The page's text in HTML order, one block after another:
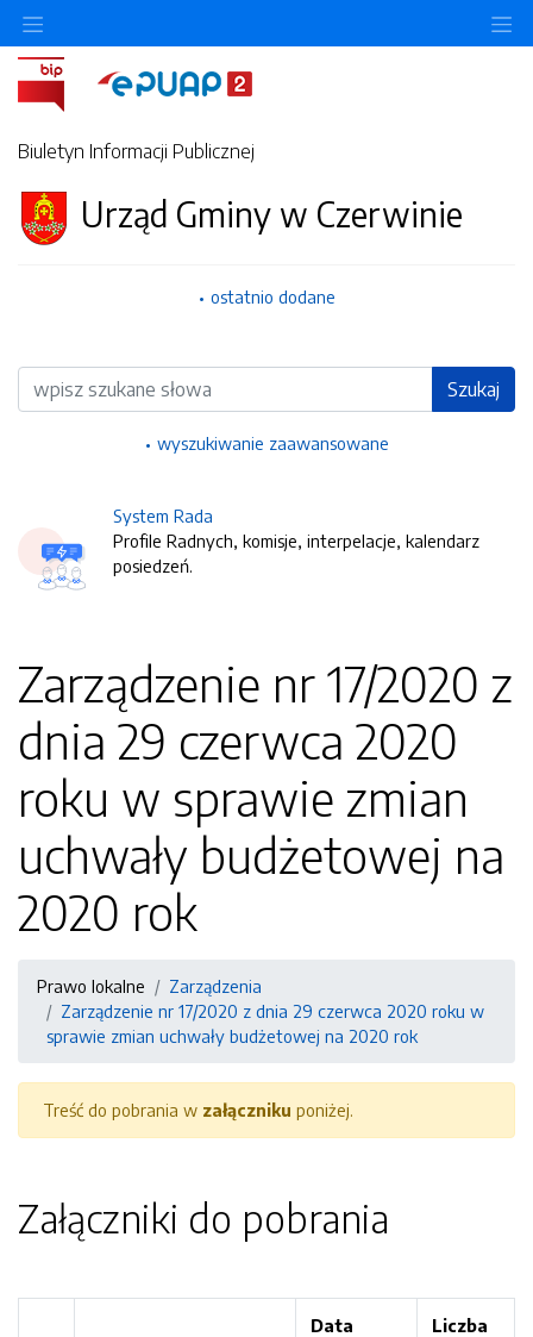
Biuletyn Informacji Publicznej
Urząd Gminy w Czerwinie
ostatnio dodane
Wyszukiwarka Szukaj
wyszukiwanie zaawansowane
System Rada
Profile Radnych, komisje, interpelacje, kalendarz
posiedzeń.
Zarządzenie nr 17/2020 z
dnia 29 czerwca 2020
roku w sprawie zmian
uchwały budżetowej na
2020 rok
Prawo lokalne
Zarządzenia
Zarządzenie nr 17/2020 z dnia 29 czerwca 2020 roku w
sprawie zmian uchwały budżetowej na 2020 rok
Treść do pobrania w załączniku poniżej.
Załączniki do pobrania
Data
Liczba